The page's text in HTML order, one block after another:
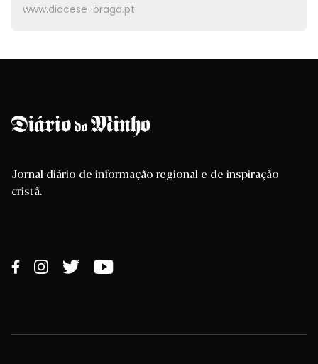
www.diocese-braga.pt
Jornal diário de informação regional e de inspiração
cristã.